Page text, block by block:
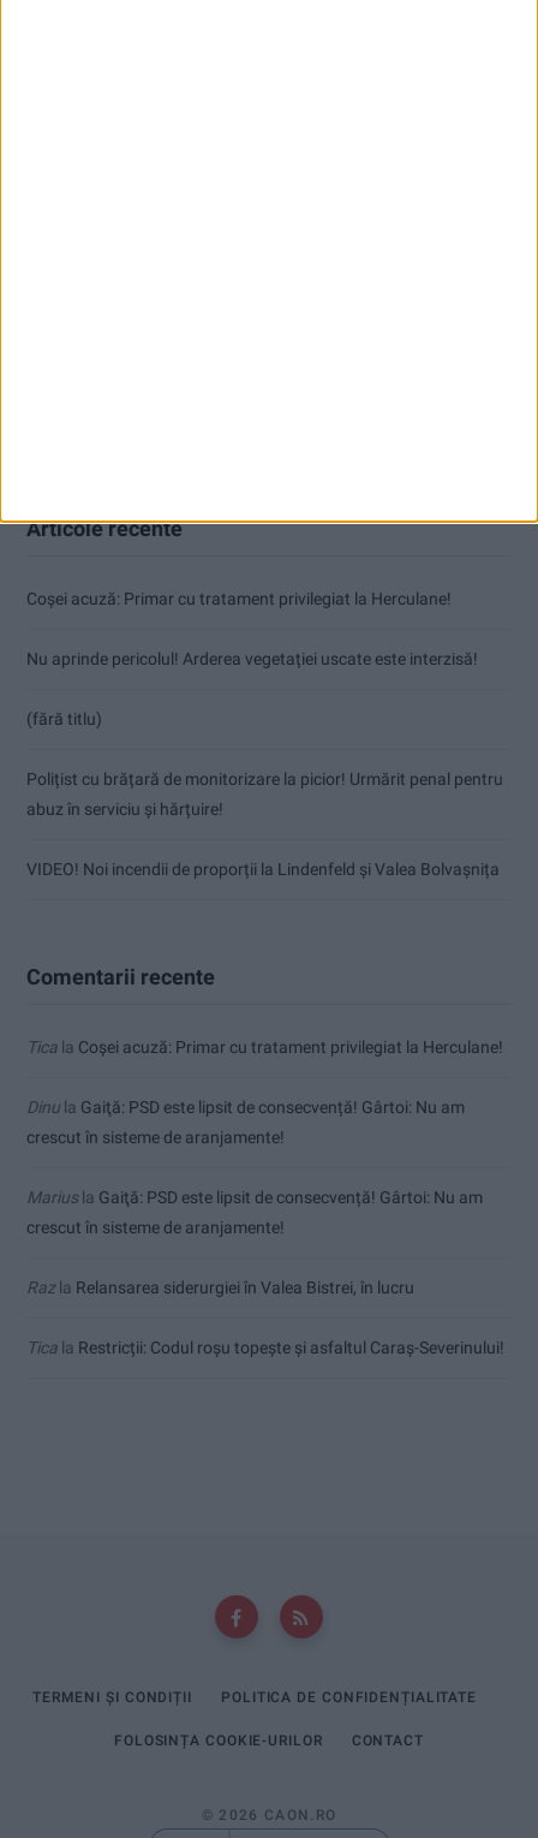
Articole recente
Coșei acuză: Primar cu tratament privilegiat la Herculane!
Nu aprinde pericolul! Arderea vegetației uscate este interzisă!
(fără titlu)
Polițist cu brățară de monitorizare la picior! Urmărit penal pentru
abuz în serviciu și hărțuire!
VIDEO! Noi incendii de proporții la Lindenfeld și Valea Bolvașnița
Comentarii recente
Tica la Coșei acuză: Primar cu tratament privilegiat la Herculane!
Dinu la Gaiţă: PSD este lipsit de consecvență! Gârtoi: Nu am
crescut în sisteme de aranjamente!
Mariusla Gaiţă: PSD este lipsit de consecvență! Gârtoi: Nu am
crescut în sisteme de aranjamente!
Razla Relansarea siderurgiei în Valea Bistrei, în lucru
Tica la Restricții: Codul roșu topește și asfaltul Caraș-Severinului!
TERMENI ȘI CONDIȚII POLITICA DE CONFIDENȚIALITATE
FOLOSINȚA COOKIE-URILOR CONTACT
© 2026 CAON.RO